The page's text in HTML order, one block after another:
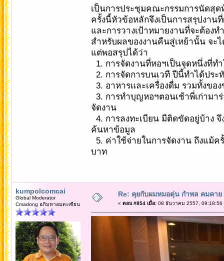
เป็นการประชุมคณะกรรมการนัดสุด
ครั้งนี้หัวข้อหลักจึงเป็นการสรุปงาน
และการวางเป้าหมายงานที่จะต้อง
สำหรับผลของงานคืนสู่เหย้านั้น จะ
แต่พอสรุปได้ว่า
1. การจัดงานที่หอฯเป็นจุดหนึ่งที่ท
2. การจัดการบนเวที ปีนี้ทำได้ประ
3. อาหารและเครื่องดื่ม รวมทั้งข
3. การทำบุญหอฯตอนเช้าพี่เก่ามา
จัดงาน
4. การลงทะเบียน มีติดขัดอยู่บ้าง
ค้นหาข้อมูล
5. ค่าใช้จ่ายในการจัดงาน ถึงแม้ค
บาท
kumpolcomcai
Global Moderator
Cmadong อภิมหาอมตะเซียน
Re: คุยกับผมหมอตุ่น กำพล คมคาย
« ตอบ #854 เมื่อ:08 ธันวาคม 2557, 09:18:56